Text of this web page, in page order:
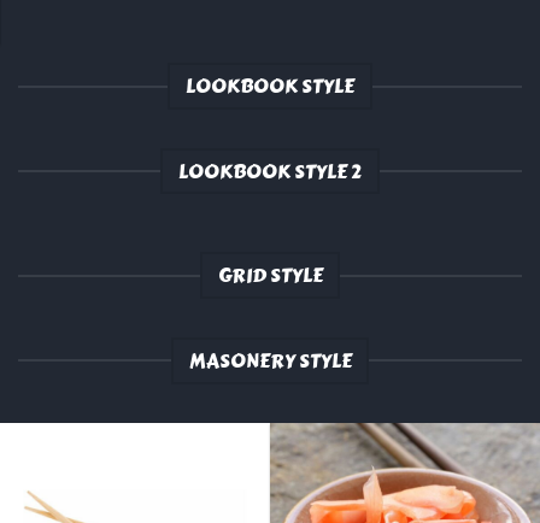
LOOKBOOK STYLE
LOOKBOOK STYLE 2
GRID STYLE
MASONERY STYLE